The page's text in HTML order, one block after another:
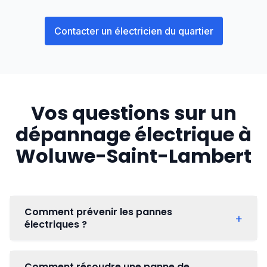
Contacter un électricien du quartier
Vos questions sur un
dépannage électrique à
Woluwe-Saint-Lambert
Comment prévenir les pannes
électriques ?
+